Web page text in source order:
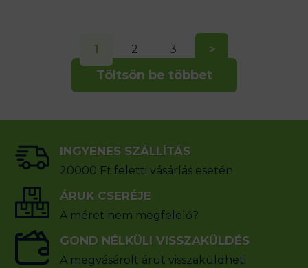
Töltsön be többet
1 2 3 >
INGYENES SZÁLLÍTÁS
20000 Ft feletti vásárlás esetén
ÁRUK CSERÉJE
A méret nem megfelelő?
GOND NÉLKÜLI VISSZAKÜLDÉS
A megvásárolt árut visszaküldheti